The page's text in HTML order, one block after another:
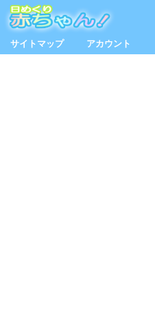
サイトマップ アカウント